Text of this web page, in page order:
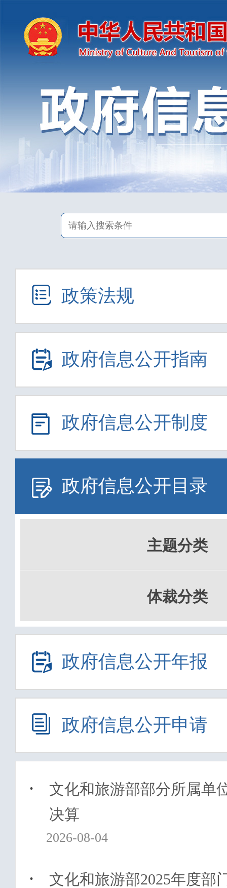
政策法规
政府信息公开指南
政府信息公开制度
政府信息公开目录
主题分类
体裁分类
政府信息公开年报
政府信息公开申请
·
文化和旅游部部分所属单
决算
2026-08-04
· 文化和旅游部2025年度部